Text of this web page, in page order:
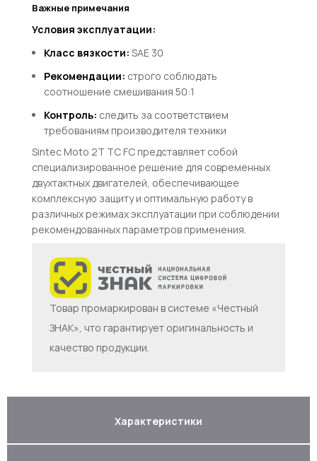
Важные примечания
Условия эксплуатации:
Класс вязкости: SAE 30
Рекомендации: строго соблюдать
соотношение смешивания 50:1
Контроль: следить за соответствием
требованиям производителя техники
Sintec Moto 2T TC FC представляет собой
специализированное решение для современных
двухтактных двигателей, обеспечивающее
комплексную защиту и оптимальную работу в
различных режимах эксплуатации при соблюдении
рекомендованных параметров применения.
Товар промаркирован в системе «Честный
ЗНАК», что гарантирует оригинальность и
качество продукции.
Характеристики